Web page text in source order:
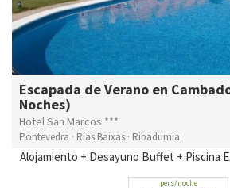
Escapada de Verano en
Noches)
Hotel San Marcos ***
Pontevedra · Rías Baixas · Ribadumia
Alojamiento + Desayuno Buffet + Piscina
pers/noche